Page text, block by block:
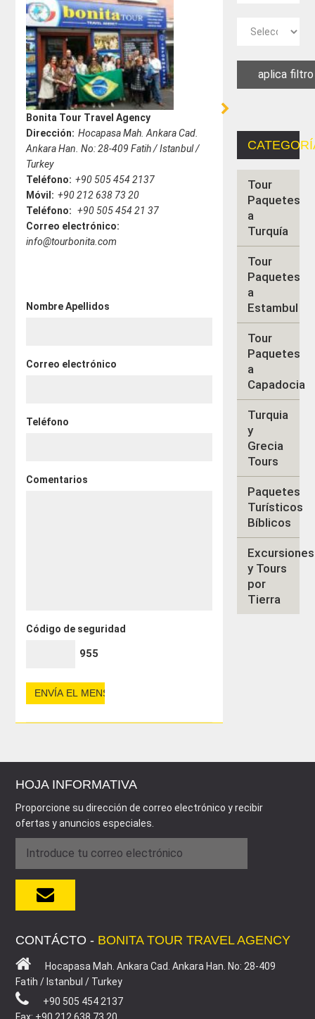
Bonita Tour Travel Agency
Dirección: Hocapasa Mah. Ankara Cad.
Ankara Han. No: 28-409 Fatih / Istanbul /
Turkey
Teléfono: +90 505 454 2137
Móvil: +90 212 638 73 20
Teléfono: +90 505 454 21 37
Correo electrónico:
info@tourbonita.com
Nombre Apellidos
Correo electrónico
Teléfono
Comentarios
Código de seguridad
955
Tour
Paquetes
a
Turquía
Tour
Paquetes
a
Estambul
Tour
Paquetes
a
Capadocia
Turquia
y
Grecia
Tours
Paquetes
Turísticos
Bíblicos
Excursiones
y Tours
por
Tierra
HOJA INFORMATIVA
Proporcione su dirección de correo electrónico y recibir
ofertas y anuncios especiales.
CONTÁCTO - BONITA TOUR TRAVEL AGENCY
Hocapasa Mah. Ankara Cad. Ankara Han. No: 28-409
Fatih / Istanbul / Turkey
+90 505 454 2137
Fax: +90 212 638 73 20